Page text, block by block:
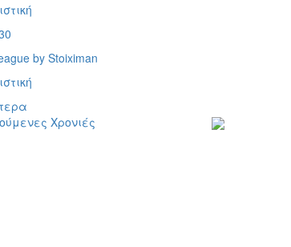
by Stoiximan
Χρονιές